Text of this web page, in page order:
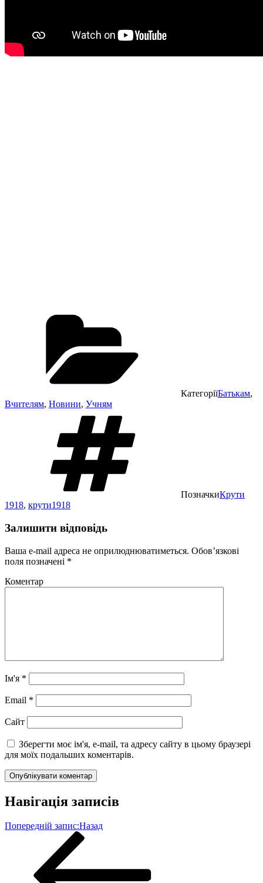
КатегоріїБатькам,
Вчителям, Новини, Учням
ПозначкиКрути
1918, крути1918
Залишити відповідь
Ваша e-mail адреса не оприлюднюватиметься. Обов’язкові
поля позначені *
Коментар
Ім'я *
Email *
Сайт
Зберегти моє ім'я, e-mail, та адресу сайту в цьому браузері
для моїх подальших коментарів.
Навігація записів
Попередній запис:Назад